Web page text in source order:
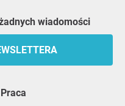
wiadomości
praca